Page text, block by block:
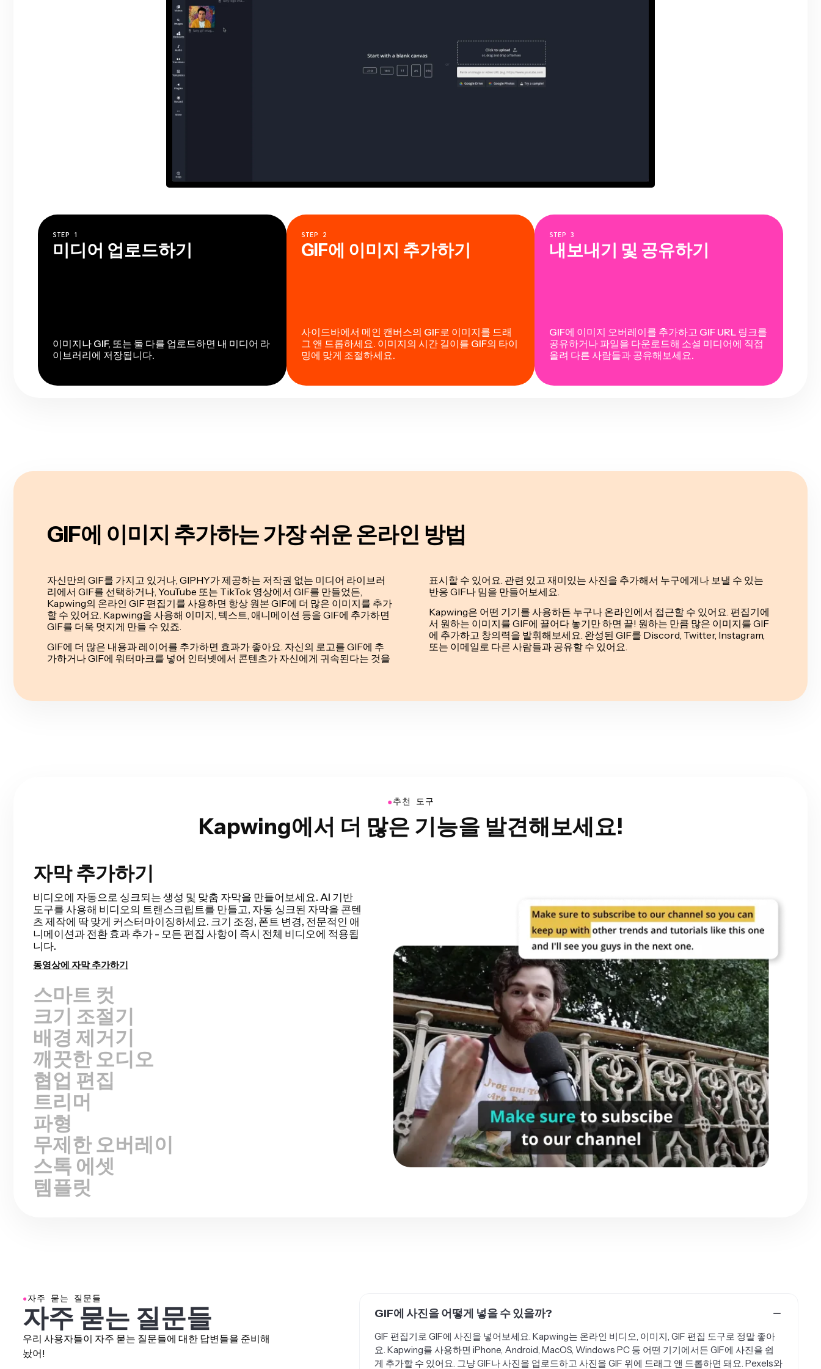
STEP 1
미디어 업로드하기
이미지나 GIF, 또는 둘 다를 업로드하면 내 미디어 라
이브러리에 저장됩니다.
STEP 2
GIF에 이미지 추가하기
사이드바에서 메인 캔버스의 GIF로 이미지를 드래
그 앤 드롭하세요. 이미지의 시간 길이를 GIF의 타이
밍에 맞게 조절하세요.
STEP3
내보내기 및 공유하기
GIF에 이미지 오버레이를 추가하고 GIF URL 링크를
공유하거나 파일을 다운로드해 소셜 미디어에 직접
올려 다른 사람들과 공유해보세요.
GIF에 이미지 추가하는 가장 쉬운 온라인 방법
자신만의 GIF를 가지고 있거나, GIPHY가 제공하는 저작권 없는 미디어 라이브러
리에서 GIF를 선택하거나, YouTube 또는 TikTok 영상에서 GIF를 만들었든,
Kapwing의 온라인 GIF 편집기를 사용하면 항상 원본 GIF에 더 많은 이미지를 추가
할 수 있어요. Kapwing을 사용해 이미지, 텍스트, 애니메이션 등을 GIF에 추가하면
GIF를 더욱 멋지게 만들 수 있죠.
GIF에 더 많은 내용과 레이어를 추가하면 효과가 좋아요. 자신의 로고를 GIF에 추
가하거나 GIF에 워터마크를 넣어 인터넷에서 콘텐츠가 자신에게 귀속된다는 것을
표시할 수 있어요. 관련 있고 재미있는 사진을 추가해서 누구에게나 보낼 수 있는
반응 GIF나 밈을 만들어보세요.
Kapwing은 어떤 기기를 사용하든 누구나 온라인에서 접근할 수 있어요. 편집기에
서 원하는 이미지를 GIF에 끌어다 놓기만 하면 끝! 원하는 만큼 많은 이미지를 GIF
에 추가하고 창의력을 발휘해보세요. 완성된 GIF를 Discord, Twitter, Instagram,
또는 이메일로 다른 사람들과 공유할 수 있어요.
●추천 도구
Kapwing에서 더 많은 기능을 발견해보세요!
자막 추가하기
스마트 컷
Smart Cut은 비디오에서 침묵 구간을 감지하고 제거하여 비디오 편집 과
정을 자동화해줘. 토크 비디오, 녹화된 프레젠테이션, 튜토리얼, 브이로그
등의 러프 컷을 이전보다 훨씬 빠르게 완성할 수 있고, 편집 시간도 크게 줄
일 수 있어. 이렇게 편집이 이렇게 쉬워진 적은 없었어!
크기 조절기
배경 제거기
깨끗한 오디오
협업 편집
트리머
파형
무제한 오버레이
스톡 에셋
템플릿
자주 묻는 질문들
우리 사용자들이 자주 묻는 질문들에 대한 답변들을 준비해
놨어!
요. Kapwing를 사용하면 iPhone, Android, MacOS, Windows PC 등 어떤 기기에서든 GIF에 사진을 쉽
게 추가할 수 있어요. 그냥 GIF나 사진을 업로드하고 사진을 GIF 위에 드래그 앤 드롭하면 돼요. Pexels와
GIPHY에서 제공하는 다양한 사진과 GIF도 활용할 수 있어요.